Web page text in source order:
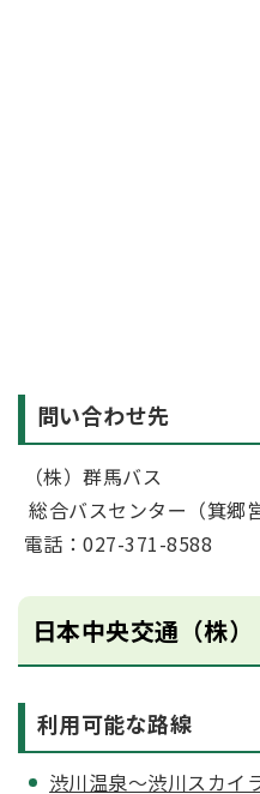
問い合わせ先
（株）群馬バス
総合バスセンター（箕郷
電話：027-371-8588
日本中央交通（株）
利用可能な路線
渋川温泉～渋川スカイ